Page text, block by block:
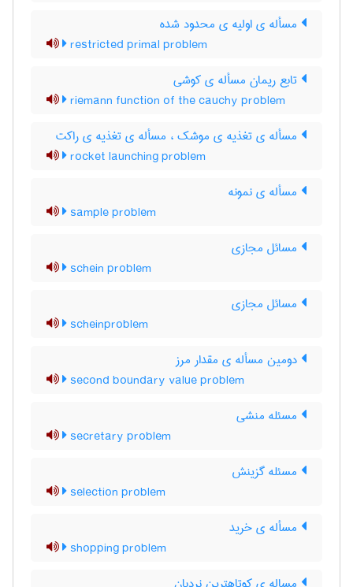
مسأله ی اولیه ی محدود شده
restricted primal problem
تابع ریمان مسأله ی کوشی
riemann function of the cauchy problem
مسأله ی تغذیه ی موشک ، مسأله ی تغذیه ی راکت
rocket launching problem
مسأله ی نمونه
sample problem
مسائل مجازی
schein problem
مسائل مجازی
scheinproblem
دومین مسأله ی مقدار مرز
second boundary value problem
مسئله منشی
secretary problem
مسئله گزینش
selection problem
مسأله ی خرید
shopping problem